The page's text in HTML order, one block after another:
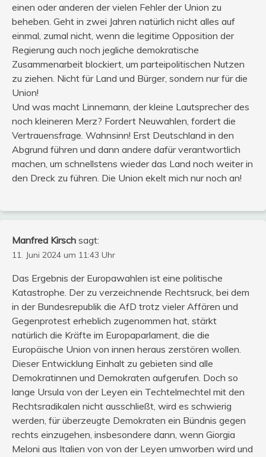
einen oder anderen der vielen Fehler der Union zu
beheben. Geht in zwei Jahren natürlich nicht alles auf
einmal, zumal nicht, wenn die legitime Opposition der
Regierung auch noch jegliche demokratische
Zusammenarbeit blockiert, um parteipolitischen Nutzen
zu ziehen. Nicht für Land und Bürger, sondern nur für die
Union!
Und was macht Linnemann, der kleine Lautsprecher des
noch kleineren Merz? Fordert Neuwahlen, fordert die
Vertrauensfrage. Wahnsinn! Erst Deutschland in den
Abgrund führen und dann andere dafür verantwortlich
machen, um schnellstens wieder das Land noch weiter in
den Dreck zu führen. Die Union ekelt mich nur noch an!
Manfred Kirsch sagt:
11. Juni 2024 um 11:43 Uhr
Das Ergebnis der Europawahlen ist eine politische
Katastrophe. Der zu verzeichnende Rechtsruck, bei dem
in der Bundesrepublik die AfD trotz vieler Affären und
Gegenprotest erheblich zugenommen hat, stärkt
natürlich die Kräfte im Europaparlament, die die
Europäische Union von innen heraus zerstören wollen.
Dieser Entwicklung Einhalt zu gebieten sind alle
Demokratinnen und Demokraten aufgerufen. Doch so
lange Ursula von der Leyen ein Techtelmechtel mit den
Rechtsradikalen nicht ausschließt, wird es schwierig
werden, für überzeugte Demokraten ein Bündnis gegen
rechts einzugehen, insbesondere dann, wenn Giorgia
Meloni aus Italien von von der Leyen umworben wird und